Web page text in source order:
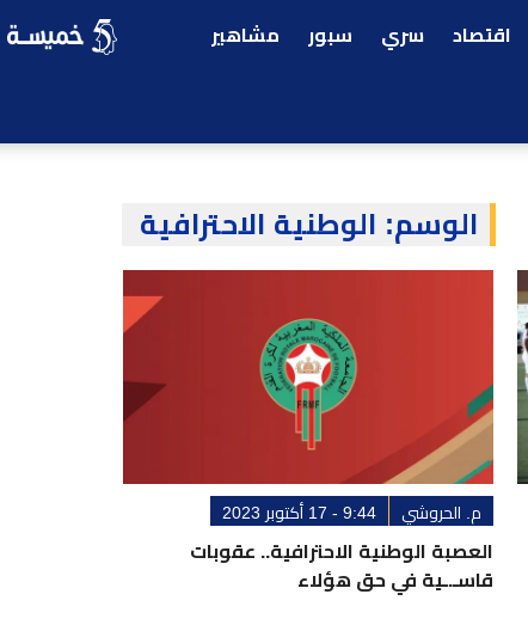
اقتصاد سري سبور مشاهير
الوسم: الوطنية الاحترافية
م. الحروشي 9:44 - 17 أكتوبر 2023
العصبة الوطنية الاحترافية.. عقوبات
قاسـ.ـية في حق هؤلاء